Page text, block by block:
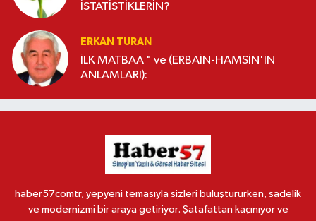
İSTATİSTİKLERİN?
ERKAN TURAN
İLK MATBAA " ve (ERBAİN-HAMSİN'İN
ANLAMLARI):
haber57comtr, yepyeni temasıyla sizleri buluştururken, sadelik
ve modernizmi bir araya getiriyor. Şatafattan kaçınıyor ve